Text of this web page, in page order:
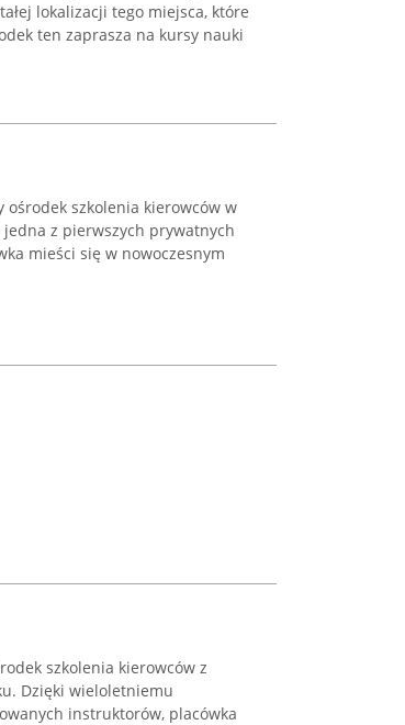
lokalizacji tego miejsca, które
ten zaprasza na kursy nauki
ośrodek szkolenia kierowców w
jedna z pierwszych prywatnych
mieści się w nowoczesnym
szkolenia kierowców z
Dzięki wieloletniemu
instruktorów, placówka